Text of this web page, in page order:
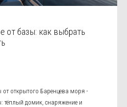
от базы: как выбрать
от открытого Баренцева моря -
тёплый домик, снаряжение и